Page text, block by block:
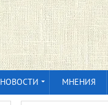
НОВОСТИ МНЕНИЯ